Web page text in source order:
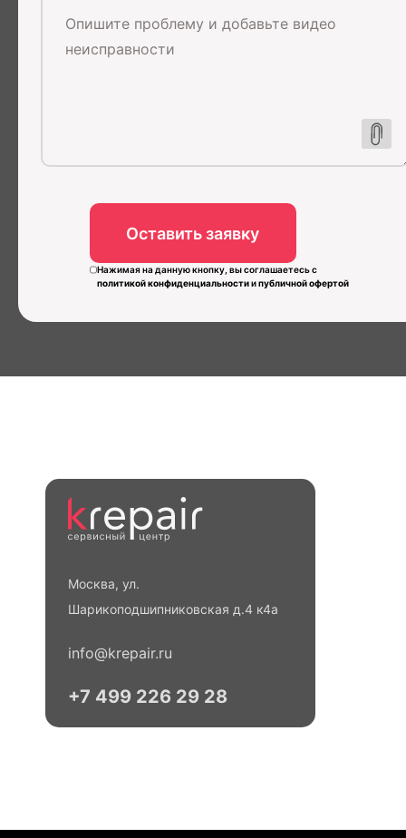
Нажимая на данную кнопку, вы соглашаетесь с
политикой конфиденциальностиипубличной офертой
Москва, ул.
Шарикоподшипниковская д.4 к4а
info@krepair.ru
+7 499 226 29 28